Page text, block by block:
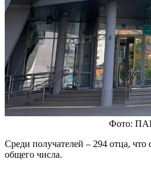
Фото:
Среди получателей – 294 отца, что
общего числа.